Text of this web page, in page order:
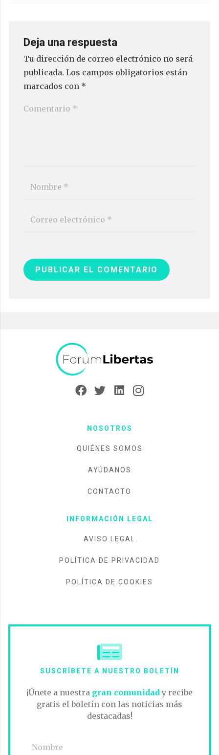
Deja una respuesta
Tu dirección de correo electrónico no será
publicada. Los campos obligatorios están
marcados con *
PUBLICAR EL COMENTARIO
NOSOTROS
QUIÉNES SOMOS
AYÚDANOS
CONTACTO
INFORMACIÓN LEGAL
AVISO LEGAL
POLÍTICA DE PRIVACIDAD
POLÍTICA DE COOKIES
SUSCRÍBETE A NUESTRO BOLETÍN
¡Únete a nuestra gran comunidady recibe
gratis el boletín con las noticias más
destacadas!